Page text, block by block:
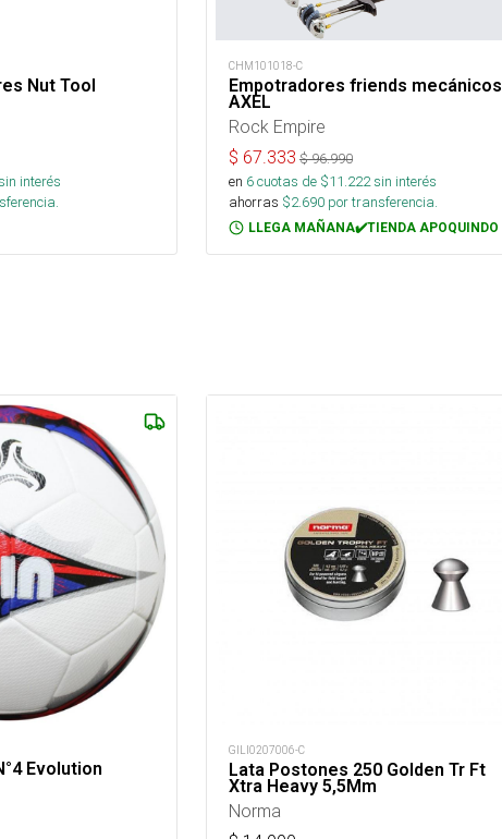
Nut Tool
interés
CHM101018-C
Empotradores friends mecánicos
AXEL
Rock Empire
$ 67.333 $96.990
en 6cuotas de $11.222sin interés
ahorras $2.690 por transferencia.
LLEGA MAÑANA✔️TIENDA APOQUINDO
Evolution
GILI0207006-C
Lata Postones 250 Golden Tr Ft
Xtra Heavy 5,5Mm
Norma